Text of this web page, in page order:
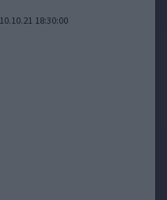
18:30:00